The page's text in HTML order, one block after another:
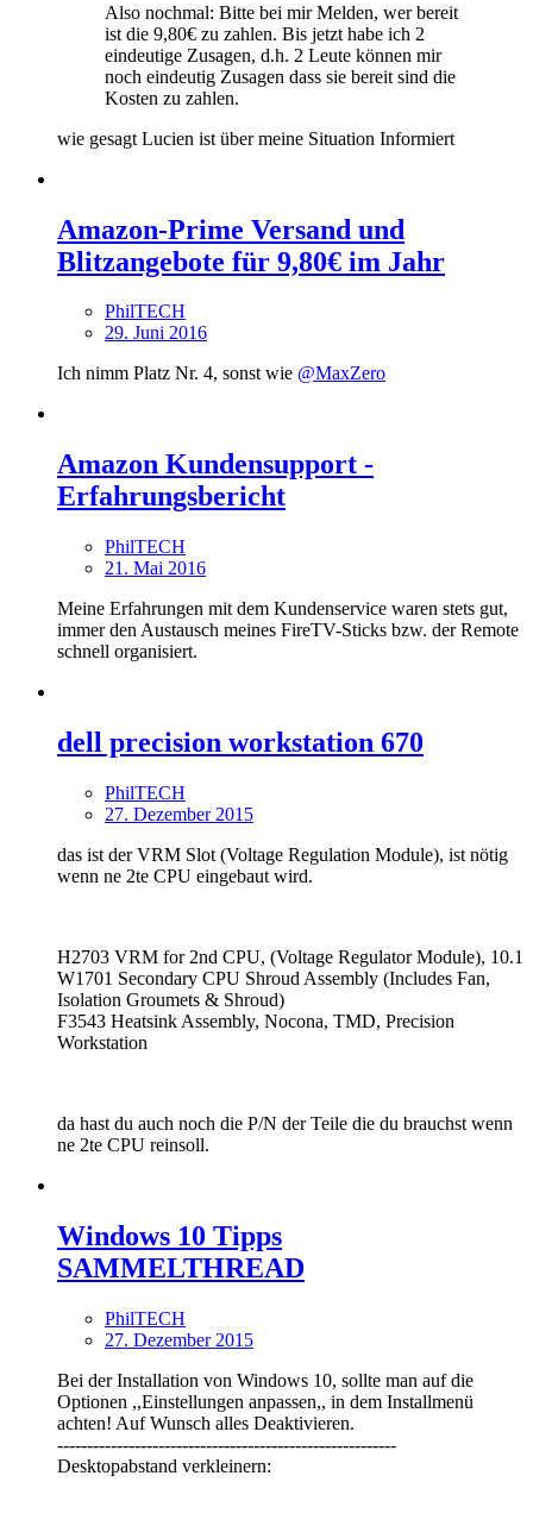
Also nochmal: Bitte bei mir Melden, wer bereit
ist die 9,80€ zu zahlen. Bis jetzt habe ich 2
eindeutige Zusagen, d.h. 2 Leute können mir
noch eindeutig Zusagen dass sie bereit sind die
Kosten zu zahlen.
wie gesagt Lucien ist über meine Situation Informiert
Amazon-Prime Versand und
Blitzangebote für 9,80€ im Jahr
PhilTECH
29. Juni 2016
Ich nimm Platz Nr. 4, sonst wie @MaxZero
Amazon Kundensupport -
Erfahrungsbericht
PhilTECH
21. Mai 2016
Meine Erfahrungen mit dem Kundenservice waren stets gut,
immer den Austausch meines FireTV-Sticks bzw. der Remote
schnell organisiert.
dell precision workstation 670
PhilTECH
27. Dezember 2015
das ist der VRM Slot (Voltage Regulation Module), ist nötig
wenn ne 2te CPU eingebaut wird.
H2703 VRM for 2nd CPU, (Voltage Regulator Module), 10.1
W1701 Secondary CPU Shroud Assembly (Includes Fan,
Isolation Groumets & Shroud)
F3543 Heatsink Assembly, Nocona, TMD, Precision
Workstation
da hast du auch noch die P/N der Teile die du brauchst wenn
ne 2te CPU reinsoll.
Windows 10 Tipps
SAMMELTHREAD
PhilTECH
27. Dezember 2015
Bei der Installation von Windows 10, sollte man auf die
Optionen ,,Einstellungen anpassen,, in dem Installmenü
achten! Auf Wunsch alles Deaktivieren.
---------------------------------------------------------
Desktopabstand verkleinern: